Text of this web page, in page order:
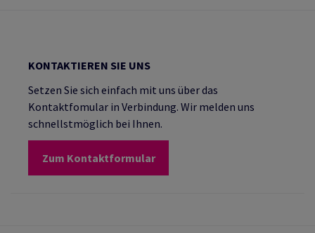
KONTAKTIEREN SIE UNS
Setzen Sie sich einfach mit uns über das
Kontaktfomular in Verbindung. Wir melden uns
schnellstmöglich bei Ihnen.
Zum Kontaktformular